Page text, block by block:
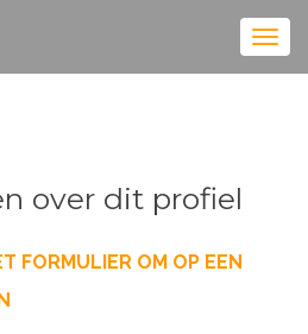
over dit profiel
FORMULIER OM OP EEN